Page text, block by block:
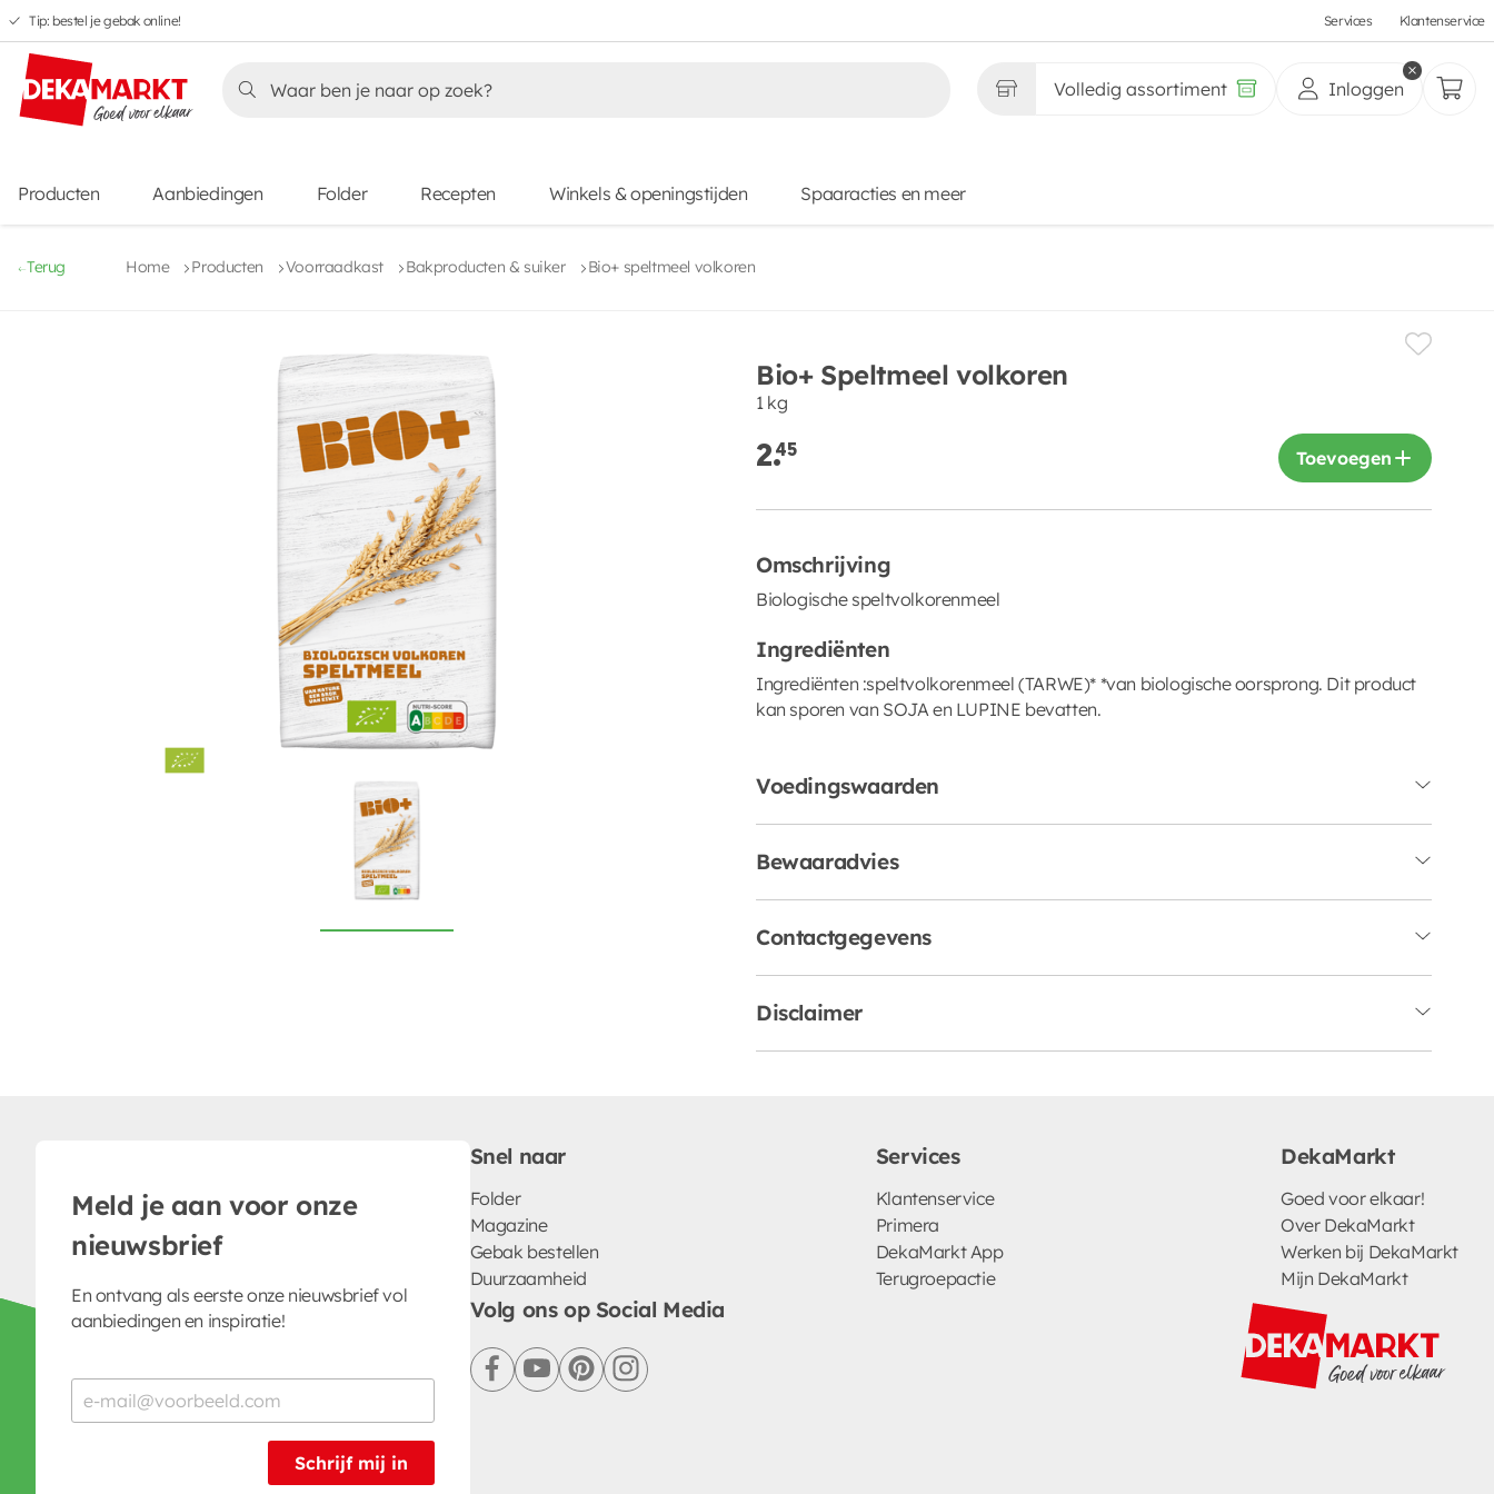
Overslaan
naar
hoofdnavigatie
Overslaan
naar
hoofdinhoud
Overslaan
naar
voettekstinhoud
Overslaan
naar
aanbiedingen
Tip: bestel je gebak online! Services Klantenservice
Volledig assortiment Inloggen
Producten Aanbiedingen Folder Recepten Winkels & openingstijden Spaaracties en meer
Terug Home Producten Voorraadkast Bakproducten & suiker Bio+ speltmeel volkoren
Bio+ Speltmeel volkoren
1 kg
2.45 Toevoegen
Omschrijving
Biologische speltvolkorenmeel
Ingrediënten
Ingrediënten :speltvolkorenmeel (TARWE)* *van biologische oorsprong. Dit product
kan sporen van SOJA en LUPINE bevatten.
Voedingswaarden
Bewaaradvies
Contactgegevens
Disclaimer
Meld je aan voor onze
nieuwsbrief
En ontvang als eerste onze nieuwsbrief vol
aanbiedingen en inspiratie!
Schrijf mij in
Snel naar
Folder
Magazine
Gebak bestellen
Duurzaamheid
Services
Klantenservice
Primera
DekaMarkt App
Terugroepactie
DekaMarkt
Goed voor elkaar!
Over DekaMarkt
Werken bij DekaMarkt
Mijn DekaMarkt
Volg ons op Social Media
facebookyoutubepinterestinstagram